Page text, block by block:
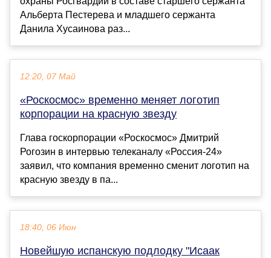
Альберта Пестерева и младшего сержанта
Данила Хусаинова раз...
12:20, 07 Май
«Роскосмос» временно меняет логотип
корпорации на красную звезду
Глава госкорпорации «Роскосмос» Дмитрий
Рогозин в интервью телеканалу «Россия-24»
заявил, что компания временно сменит логотип на
красную звезду в па...
18:40, 06 Июн
Новейшую испанскую подлодку "Исаак